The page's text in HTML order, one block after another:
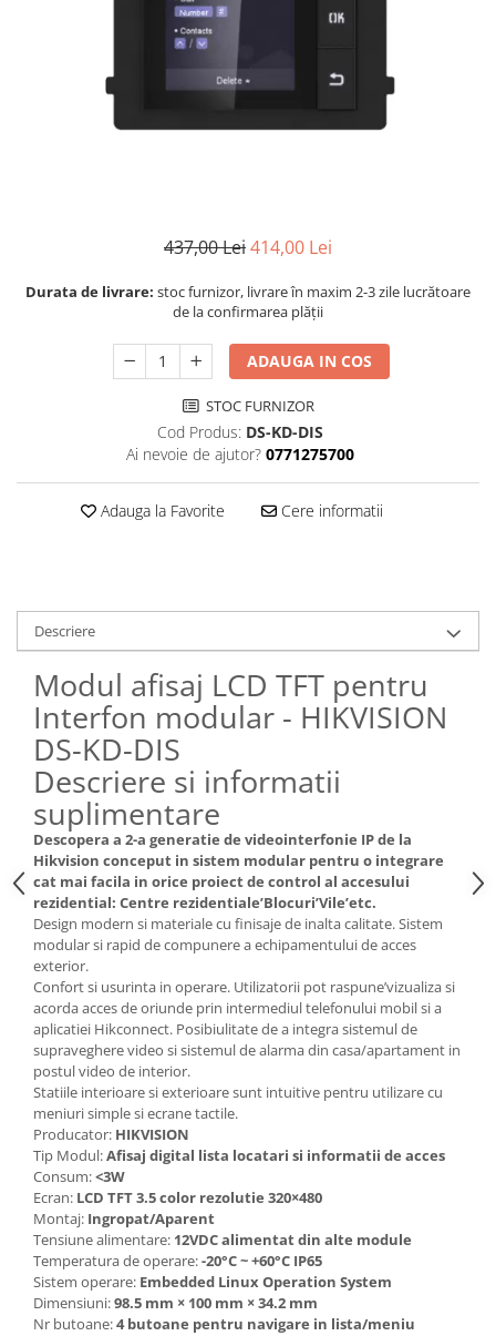
437,00 Lei414,00 Lei
Durata de livrare: stoc furnizor, livrare în maxim 2-3 zile lucrătoare
de la confirmarea plății
ADAUGA IN COS
STOC FURNIZOR
Cod Produs: DS-KD-DIS
Ai nevoie de ajutor? 0771275700
Adauga la Favorite Cere informatii
Descriere
Modul afisaj LCD TFT pentru
Interfon modular - HIKVISION
DS-KD-DIS
Descriere si informatii
suplimentare
Descopera a 2-a generatie de videointerfonie IP de la
Hikvision conceput in sistem modular pentru o integrare
cat mai facila in orice proiect de control al accesului
rezidential: Centre rezidentiale’Blocuri’Vile’etc.
Design modern si materiale cu finisaje de inalta calitate. Sistem
modular si rapid de compunere a echipamentului de acces
exterior.
Confort si usurinta in operare. Utilizatorii pot raspune’vizualiza si
acorda acces de oriunde prin intermediul telefonului mobil si a
aplicatiei Hikconnect. Posibiulitate de a integra sistemul de
supraveghere video si sistemul de alarma din casa/apartament in
postul video de interior.
Statiile interioare si exterioare sunt intuitive pentru utilizare cu
meniuri simple si ecrane tactile.
Producator: HIKVISION
Tip Modul:Afisaj digital lista locatari si informatii de acces
Consum:<3W
Ecran: LCD TFT 3.5 color rezolutie 320×480
Montaj: Ingropat/Aparent
Tensiune alimentare: 12VDC alimentat din alte module
Temperatura de operare:-20°C ~ +60°C IP65
Sistem operare: Embedded Linux Operation System
Dimensiuni:98.5 mm × 100 mm × 34.2 mm
Nr butoane:4 butoane pentru navigare in lista/meniu